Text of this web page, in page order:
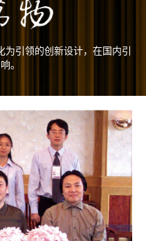
医院
引领的创新设计，在国内引
。